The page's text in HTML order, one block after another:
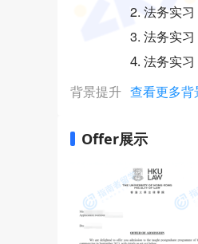
2. 法务实习
3. 法务实习
4. 法务实习
背景提升 查看更多背
Offer展示